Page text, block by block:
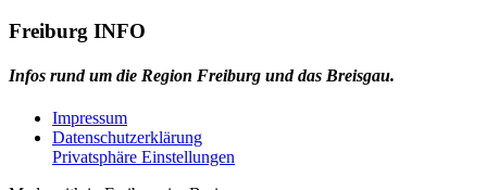
Freiburg INFO
Infos rund um die Region Freiburg und das Breisgau.
Impressum
Datenschutzerklärung
Privatsphäre Einstellungen